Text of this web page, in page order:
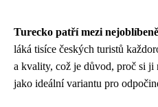
Turecko patří mezi
láká tisíce českých turistů
a kvality, což je důvod, proč si
jako ideální variantu pro